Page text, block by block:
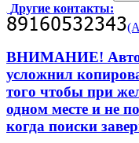
Другие контакты:
ВНИМАНИЕ! Автор
усложнил
того чтобы при
одном месте и не
когда поиски